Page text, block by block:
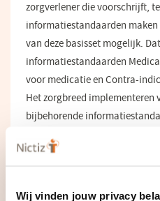
Wij vinden jouw privacy
een
nieuw
venster)
zorgverlener die voorschrijft,
informatiestandaarden
van deze basisset mogelijk.
informatiestandaarden
voor medicatie en Contra-
Het zorgbreed implementeren
bijbehorende
Programma
Over de